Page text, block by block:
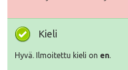
Kieli
Hyvä. Ilmoitettu kieli on en.